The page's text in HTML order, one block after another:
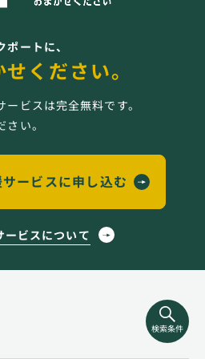
検索条件
ートに、
ください。
ビスは完全無料です。
い。
ービスに申し込む
ービスについて